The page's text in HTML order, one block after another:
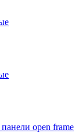
open frame